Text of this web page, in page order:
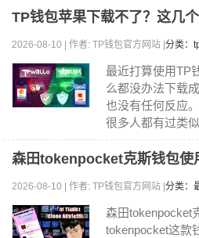
TP钱包苹果下载不了？这几
2026-08-10 | 作者: TP钱包官方网站 | 分类：
最近打算使用TP
么都没办法下载
也没有任何反应
很多人都有过类
森田tokenpocket克斯钱包使
2026-08-10 | 作者: TP钱包官方网站 | 分类：
森田tokenpocket
tokenpocket这款